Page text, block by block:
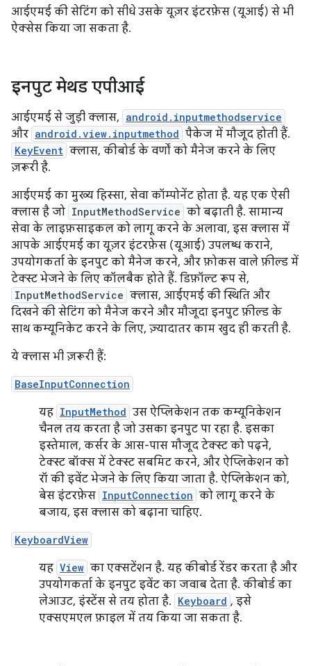
आईएमई की सेटिंग को सीधे उसके यूज़र इंटरफ़ेस (यूआई) से भी
ऐक्सेस किया जा सकता है.
इनपुट मेथड एपीआई
आईएमई से जुड़ी क्लास, android.inputmethodservice
और android.view.inputmethod पैकेज में मौजूद होती हैं.
KeyEvent क्लास, कीबोर्ड के वर्णों को मैनेज करने के लिए
ज़रूरी है.
आईएमई का मुख्य हिस्सा, सेवा कॉम्पोनेंट होता है. यह एक ऐसी
क्लास है जो InputMethodService को बढ़ाती है. सामान्य
सेवा के लाइफ़साइकल को लागू करने के अलावा, इस क्लास में
आपके आईएमई का यूज़र इंटरफ़ेस (यूआई) उपलब्ध कराने,
उपयोगकर्ता के इनपुट को मैनेज करने, और फ़ोकस वाले फ़ील्ड में
टेक्स्ट भेजने के लिए कॉलबैक होते हैं. डिफ़ॉल्ट रूप से,
InputMethodService क्लास, आईएमई की स्थिति और
दिखने की सेटिंग को मैनेज करने और मौजूदा इनपुट फ़ील्ड के
साथ कम्यूनिकेट करने के लिए, ज़्यादातर काम खुद ही करती है.
ये क्लास भी ज़रूरी हैं:
BaseInputConnection
यह InputMethod उस ऐप्लिकेशन तक कम्यूनिकेशन
चैनल तय करता है जो उसका इनपुट पा रहा है. इसका
इस्तेमाल, कर्सर के आस-पास मौजूद टेक्स्ट को पढ़ने,
टेक्स्ट बॉक्स में टेक्स्ट सबमिट करने, और ऐप्लिकेशन को
रॉ की इवेंट भेजने के लिए किया जाता है. ऐप्लिकेशन को,
बेस इंटरफ़ेस InputConnection को लागू करने के
बजाय, इस क्लास को बढ़ाना चाहिए.
KeyboardView
यह View का एक्सटेंशन है. यह कीबोर्ड रेंडर करता है और
उपयोगकर्ता के इनपुट इवेंट का जवाब देता है. कीबोर्ड का
लेआउट, इंस्टेंस से तय होता है. Keyboard , इसे
एक्सएमएल फ़ाइल में तय किया जा सकता है.